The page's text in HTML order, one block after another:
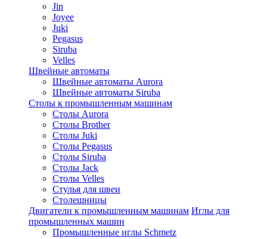
Jin
Joyee
Juki
Pegasus
Siruba
Velles
Швейные автоматы
Швейные автоматы Aurora
Швейные автоматы Siruba
Столы к промышленным машинам
Столы Aurora
Столы Brother
Столы Juki
Столы Pegasus
Столы Siruba
Столы Jack
Столы Velles
Стулья для швеи
Столешницы
Двигатели к промышленным машинам Иглы для
промышленных машин
Промышленные иглы Schmetz